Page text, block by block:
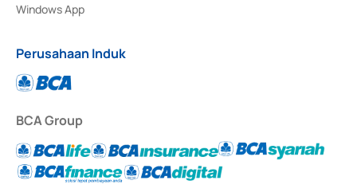
Windows App
Perusahaan Induk
BCA Group